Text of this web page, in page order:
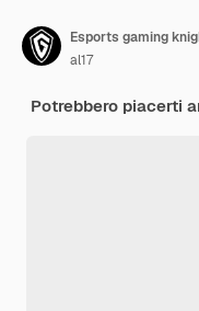
Esports gaming
al17
Potrebbero piacerti